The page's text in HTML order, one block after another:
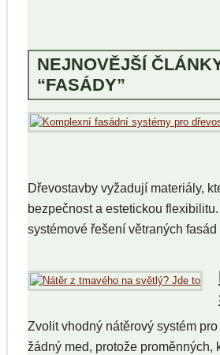
NEJNOVĚJŠÍ
“FASÁDY”
Dřevostavby vyžadují materiály,
bezpečnost a estetickou
systémové řešení větraných
Zvolit vhodný nátěrový systém
žádný med, protože